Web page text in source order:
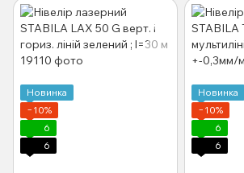
Новинка
−10%
6
6
Новинка
−10%
6
6